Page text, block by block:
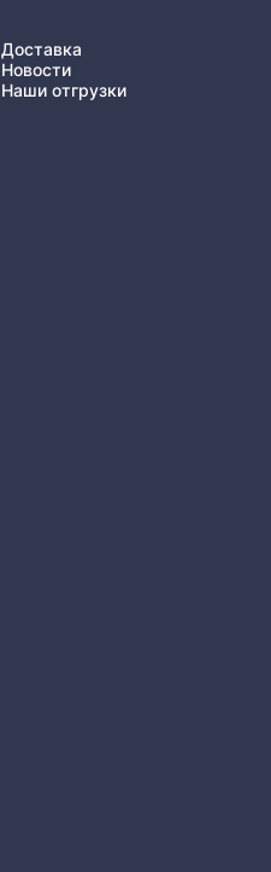
Доставка
Новости
Наши отгрузки